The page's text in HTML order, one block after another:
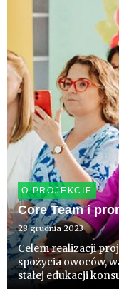
O PROJEKCIE
Core Team i
28 grudnia 2023
Celem realizacji
spożycia owoców,
stałej edukacji